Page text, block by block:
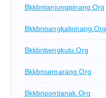
Bkkbntanjungpinang.org
Bkkbnpangkalpinang.org
Bkkbnbengkulu.org
Bkkbnsemarang.org
Bkkbnpontianak.org